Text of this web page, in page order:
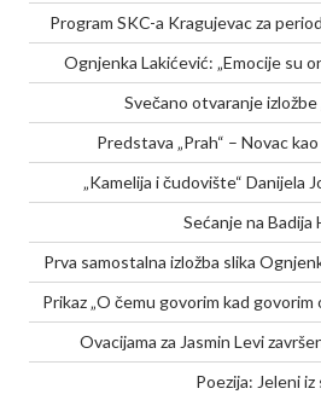
Program SKC-a Kragujevac za
Ognjenka Lakićević: „Emocije su
Svečano otvaranje izložbe
Predstava „Prah“ – Novac
„Kamelija i čudovište“ Danijela
Sećanje na Badija
Prva samostalna izložba slika
Prikaz „O čemu govorim kad govorim
Ovacijama za Jasmin Levi
Poezija: Jeleni iz